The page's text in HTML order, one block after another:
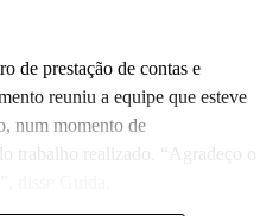
de prestação de contas e
reuniu a equipe que esteve
num momento de
trabalho realizado. “Agradeço o